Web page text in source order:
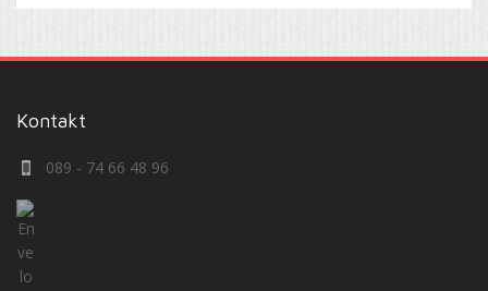
Kontakt
089 - 74 66 48 96